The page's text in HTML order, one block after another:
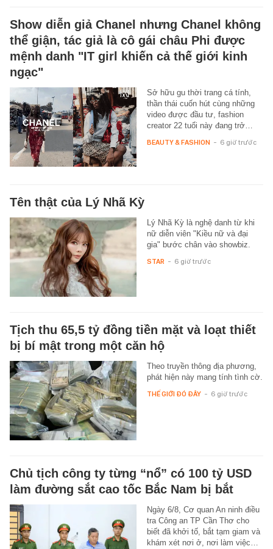
Show diễn giả Chanel nhưng Chanel không
thể giận, tác giả là cô gái châu Phi được
mệnh danh "IT girl khiến cả thế giới kinh
ngạc"
Sở hữu gu thời trang cá tính,
thần thái cuốn hút cùng những
video được đầu tư, fashion
creator 22 tuổi này đang trở…
BEAUTY & FASHION - 6 giờ trước
Tên thật của Lý Nhã Kỳ
Lý Nhã Kỳ là nghệ danh từ khi
nữ diễn viên "Kiều nữ và đại
gia" bước chân vào showbiz.
STAR - 6 giờ trước
Tịch thu 65,5 tỷ đồng tiền mặt và loạt thiết
bị bí mật trong một căn hộ
Theo truyền thông địa phương,
phát hiện này mang tính tình cờ.
THẾ GIỚI ĐÓ ĐÂY - 6 giờ trước
Chủ tịch công ty từng “nổ” có 100 tỷ USD
làm đường sắt cao tốc Bắc Nam bị bắt
Ngày 6/8, Cơ quan An ninh điều
tra Công an TP Cần Thơ cho
biết đã khởi tố, bắt tạm giam và
khám xét nơi ở, nơi làm việc…